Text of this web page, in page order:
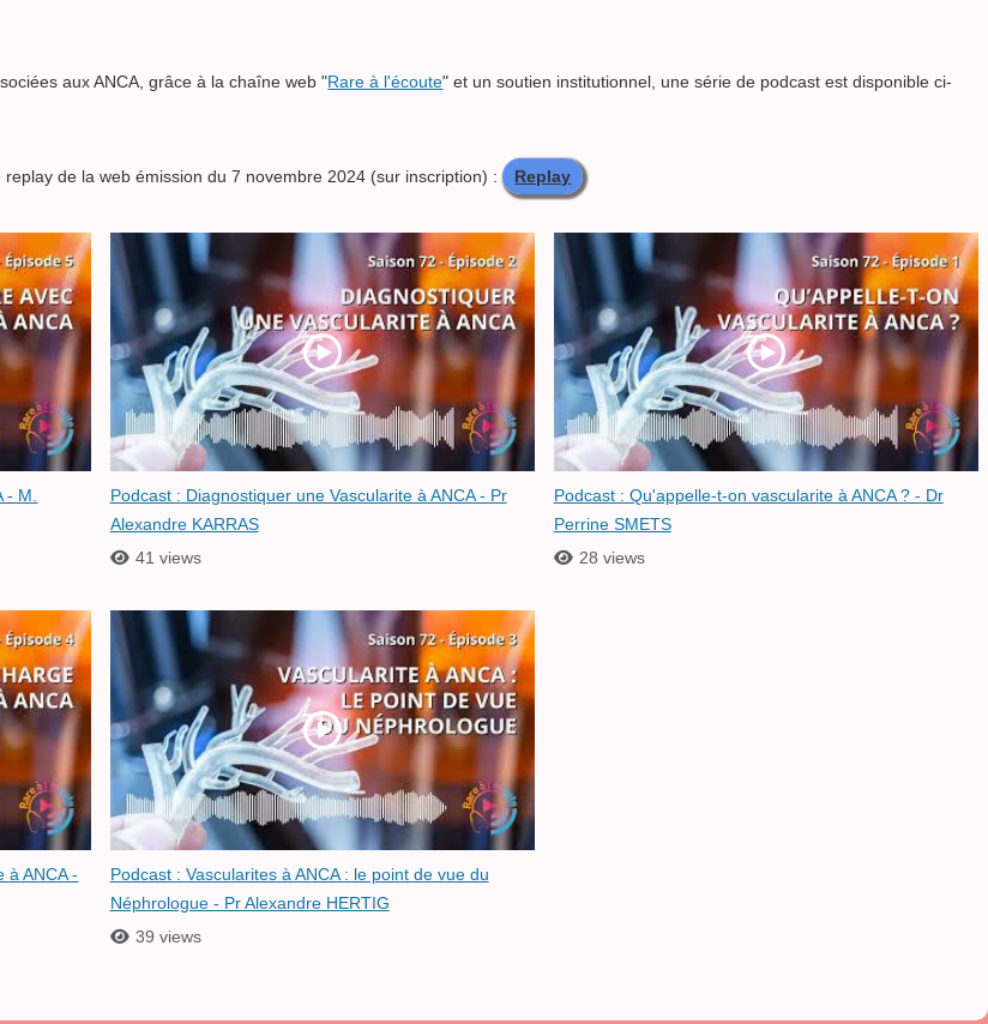
aux ANCA, grâce à la chaîne web "Rare à l'écoute" et un soutien institutionnel, une série de podcast est disponible ci-
de la web émission du 7 novembre 2024 (sur inscription) : Replay
- M.
Podcast : Diagnostiquer une Vascularite à ANCA - Pr
Alexandre KARRAS
41 views
Podcast : Qu'appelle-t-on vascularite à ANCA ? - Dr
Perrine SMETS
28 views
à ANCA -
Podcast : Vascularites à ANCA : le point de vue du
Néphrologue - Pr Alexandre HERTIG
39 views